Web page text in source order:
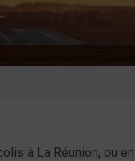
à La Réunion, ou